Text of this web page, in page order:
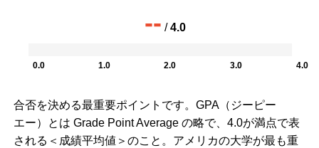
-- /4.0
0.0 1.0 2.0 3.0 4.0
合否を決める最重要ポイントです。GPA（ジーピー
エー）とは Grade Point Average の略で、4.0が満点で表
される＜成績平均値＞のこと。アメリカの大学が最も重